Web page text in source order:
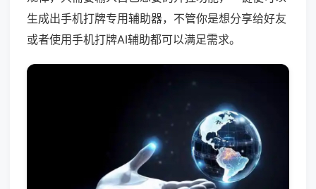
生成出手机打牌专用辅助器，不管你是想分享给好友
或者使用手机打牌AI辅助都可以满足需求。